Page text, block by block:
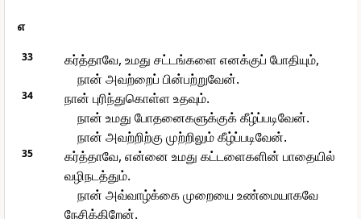
எ
33
கர்த்தாவே, உமது சட்டங்களை எனக்குப் போதியும்,
நான் அவற்றைப் பின்பற்றுவேன்.
34
நான் புரிந்துகொள்ள உதவும்.
நான் உமது போதனைகளுக்குக் கீழ்ப்படிவேன்.
நான் அவற்றிற்கு முற்றிலும் கீழ்ப்படிவேன்.
35
கர்த்தாவே, என்னை உமது கட்டளைகளின் பாதையில்
வழிநடத்தும்.
நான் அவ்வாழ்க்கை முறையை உண்மையாகவே
நேசிக்கிறேன்.